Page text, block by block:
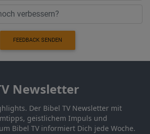
FEEDBACK SENDEN
Newsletter
Der Bibel TV Newsletter mit
geistlichem Impuls und
Bibel TV informiert Dich jede Woche.